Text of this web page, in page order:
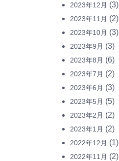
2023年12月 (3)
2023年11月 (2)
2023年10月 (3)
2023年9月 (3)
2023年8月 (6)
2023年7月 (2)
2023年6月 (3)
2023年5月 (5)
2023年2月 (2)
2023年1月 (2)
2022年12月 (1)
2022年11月 (2)